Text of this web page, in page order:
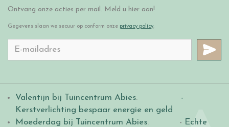
Ontvang onze acties per mail. Meld u hier aan!
Gegevens slaan we secuur op conform onze privacy policy.
Valentijn bij Tuincentrum Abies.
-
Kerstverlichting bespaar energie en geld
Moederdag bij Tuincentrum Abies. - Echte